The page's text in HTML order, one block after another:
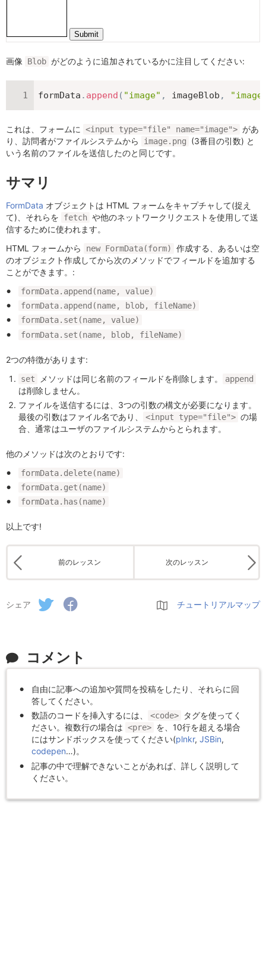
画像 Blob がどのように追加されているかに注目してください:
formData . append ( "image" , imageBlob ,
これは、フォームに <input type="file" name="image"> があ
り、訪問者がファイルシステムから
image.png
(3番目の引数) と
いう名前のファイルを送信したのと同じです。
サマリ
FormData オブジェクトは HTML フォームをキャプチャして(捉え
て)、それらを
fetch や他のネットワークリクエストを使用して送
信するために使われます。
HTML フォームから
new FormData(form)
作成する、あるいは空
のオブジェクト作成してから次のメソッドでフィールドを追加する
ことができます。:
formData.append(name, value)
formData.append(name, blob, fileName)
formData.set(name, value)
formData.set(name, blob, fileName)
2つの特徴があります:
set メソッドは同じ名前のフィールドを削除します。 append
は削除しません。
ファイルを送信するには、3つの引数の構文が必要になります。
最後の引数はファイル名であり、
<input type="file"> の場
合、通常はユーザのファイルシステムからとられます。
他のメソッドは次のとおりです:
formData.delete(name)
formData.get(name)
formData.has(name)
以上です!
前のレッスン 次のレッスン
シェア チュートリアルマップ
コメント
自由に記事への追加や質問を投稿をしたり、それらに回
答してください。
数語のコードを挿入するには、
<code>
タグを使ってく
ださい。複数行の場合は <pre> を、10行を超える場合
にはサンドボックスを使ってください(plnkr, JSBin,
codepen…)。
記事の中で理解できないことがあれば、詳しく説明して
ください。